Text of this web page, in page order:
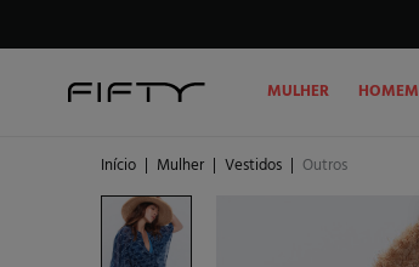
MULHER HOMEM
Início | Mulher | Vestidos | Outros